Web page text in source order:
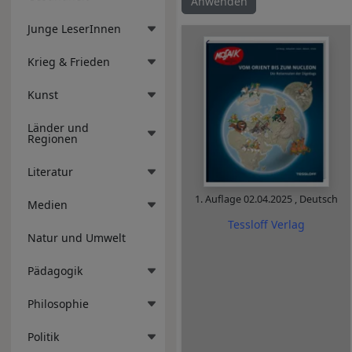
Junge LeserInnen
Krieg & Frieden
Kunst
Länder und
Regionen
Literatur
Medien
Natur und Umwelt
Pädagogik
Philosophie
Politik
1. Auflage02.04.2025 , Deutsch
Tessloff Verlag